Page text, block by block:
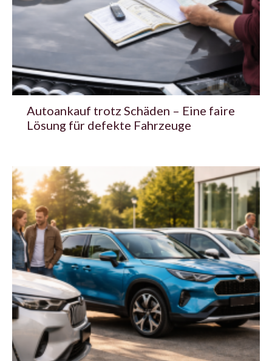
Autoankauf trotz Schäden – Eine faire
Lösung für defekte Fahrzeuge